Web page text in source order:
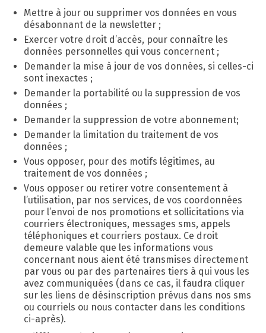
Mettre à jour ou supprimer vos données en vous
désabonnant de la newsletter ;
Exercer votre droit d’accès, pour connaître les
données personnelles qui vous concernent ;
Demander la mise à jour de vos données, si celles-ci
sont inexactes ;
Demander la portabilité ou la suppression de vos
données ;
Demander la suppression de votre abonnement;
Demander la limitation du traitement de vos
données ;
Vous opposer, pour des motifs légitimes, au
traitement de vos données ;
Vous opposer ou retirer votre consentement à
l’utilisation, par nos services, de vos coordonnées
pour l’envoi de nos promotions et sollicitations via
courriers électroniques, messages sms, appels
téléphoniques et courriers postaux. Ce droit
demeure valable que les informations vous
concernant nous aient été transmises directement
par vous ou par des partenaires tiers à qui vous les
avez communiquées (dans ce cas, il faudra cliquer
sur les liens de désinscription prévus dans nos sms
ou courriels ou nous contacter dans les conditions
ci-après).